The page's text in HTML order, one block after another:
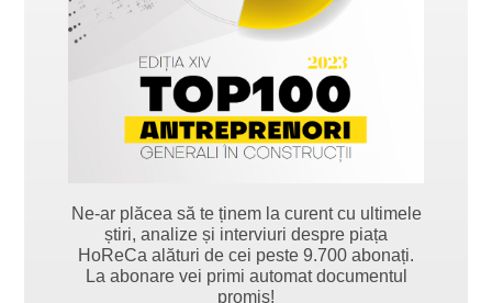
Ne-ar plăcea să te ținem la curent cu ultimele
știri, analize și interviuri despre piața
HoReCa alături de cei peste 9.700 abonați.
La abonare vei primi automat documentul
promis!